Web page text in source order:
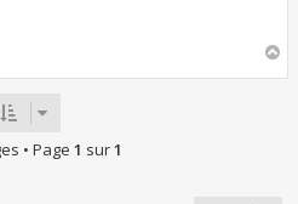
• Page 1 sur1